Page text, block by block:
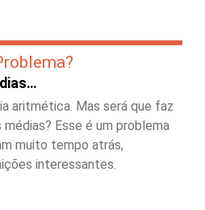
aritmética. Mas será que faz
Esse é um problema
muito tempo atrás,
interessantes.